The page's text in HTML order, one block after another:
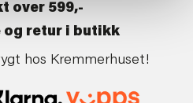
over 599,-
og retur i butikk
hos Kremmerhuset!